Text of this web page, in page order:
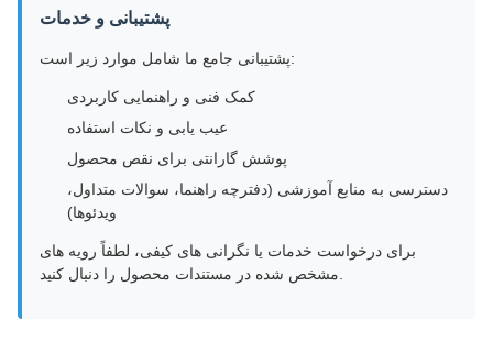
پشتیبانی و خدمات
پشتیبانی جامع ما شامل موارد زیر است:
کمک فنی و راهنمایی کاربردی
عیب یابی و نکات استفاده
پوشش گارانتی برای نقص محصول
دسترسی به منابع آموزشی (دفترچه راهنما، سوالات متداول،
ویدئوها)
برای درخواست خدمات یا نگرانی های کیفی، لطفاً رویه های